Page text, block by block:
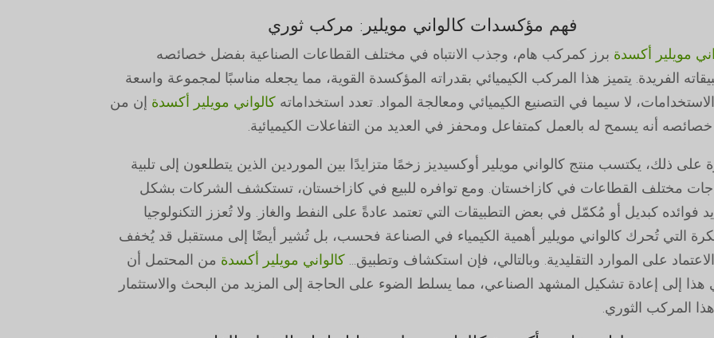
فهم مؤكسدات كالواني مويلير: مركب ثوري
مويلير أكسدة برز كمركب هام، وجذب الانتباه في مختلف القطاعات الصناعية بفضل خصائصه
الفريدة. يتميز هذا المركب الكيميائي بقدراته المؤكسدة القوية، مما يجعله مناسبًا لمجموعة واسعة
لا سيما في التصنيع الكيميائي ومعالجة المواد. تعدد استخداماته كالواني مويلير أكسدة إن من
أنه يسمح له بالعمل كمتفاعل ومحفز في العديد من التفاعلات الكيميائية.
على ذلك، يكتسب منتج كالواني مويلير أوكسيديز زخمًا متزايدًا بين الموردين الذين يتطلعون إلى تلبية
مختلف القطاعات في كازاخستان. ومع توافره للبيع في كازاخستان، تستكشف الشركات بشكل
فوائده كبديل أو مُكمّل في بعض التطبيقات التي تعتمد عادةً على النفط والغاز. ولا تُعزز التكنولوجيا
التي تُحرك كالواني مويلير أهمية الكيمياء في الصناعة فحسب، بل تُشير أيضًا إلى مستقبل قد يُخفف
على الموارد التقليدية. وبالتالي، فإن استكشاف وتطبيق... كالواني مويلير أكسدة من المحتمل أن
هذا إلى إعادة تشكيل المشهد الصناعي، مما يسلط الضوء على الحاجة إلى المزيد من البحث والاستثمار
المركب الثوري.